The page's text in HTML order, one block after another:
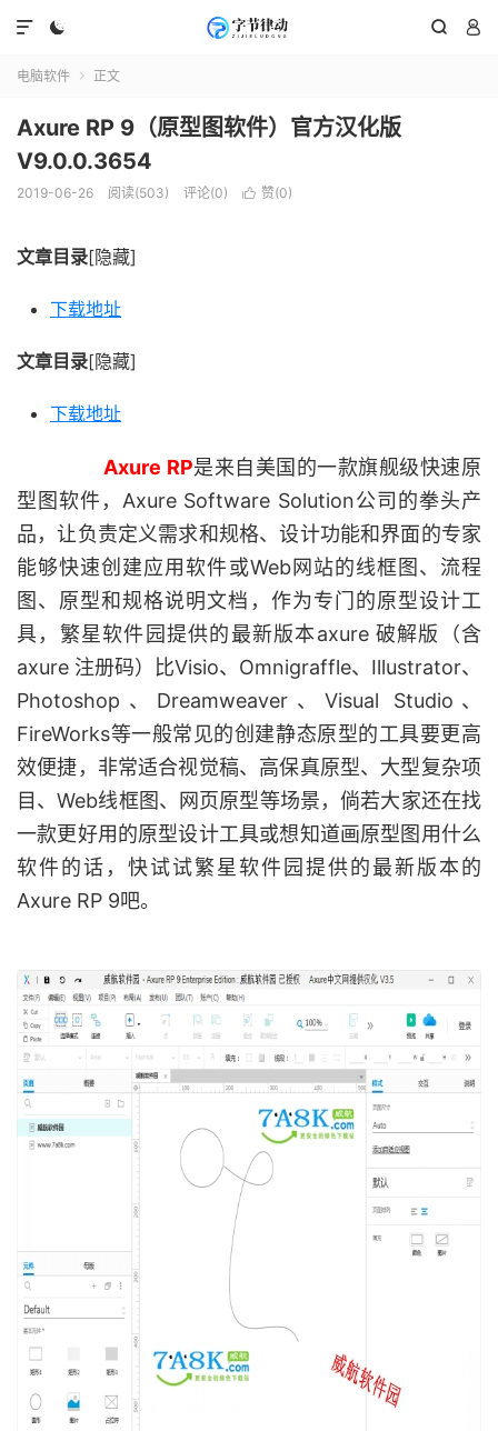
  

电脑软件  正文
Axure RP 9（原型图软件）官方汉化版
V9.0.0.3654
2019-06-26 阅读(503) 评论(0)  赞(0)
文章目录[隐藏]
下载地址
文章目录[隐藏]
下载地址
Axure RP是来自美国的一款旗舰级快速原
型图软件，Axure Software Solution公司的拳头产
品，让负责定义需求和规格、设计功能和界面的专家
能够快速创建应用软件或Web网站的线框图、流程
图、原型和规格说明文档，作为专门的原型设计工
具，繁星软件园提供的最新版本axure 破解版（含
axure 注册码）比Visio、Omnigraffle、Illustrator、
Photoshop、Dreamweaver、Visual Studio、
FireWorks等一般常见的创建静态原型的工具要更高
效便捷，非常适合视觉稿、高保真原型、大型复杂项
目、Web线框图、网页原型等场景，倘若大家还在找
一款更好用的原型设计工具或想知道画原型图用什么
软件的话，快试试繁星软件园提供的最新版本的
Axure RP 9吧。